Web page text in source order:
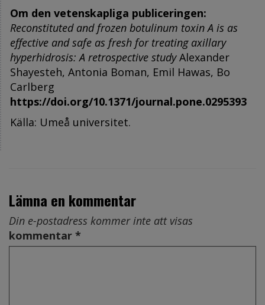
Om den vetenskapliga publiceringen:
Reconstituted and frozen botulinum toxin A is as
effective and safe as fresh for treating axillary
hyperhidrosis: A retrospective studyAlexander
Shayesteh, Antonia Boman, Emil Hawas, Bo
Carlberg
https://doi.org/10.1371/journal.pone.0295393
Källa: Umeå universitet.
Lämna en kommentar
Din e-postadress kommer inte att visas
kommentar *